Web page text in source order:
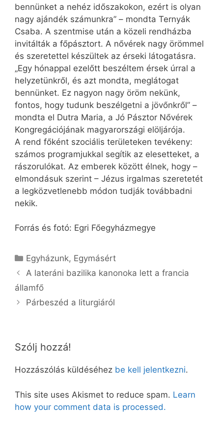
bennünket a nehéz időszakokon, ezért is olyan
nagy ajándék számunkra” – mondta Ternyák
Csaba. A szentmise után a közeli rendházba
invitálták a főpásztort. A nővérek nagy örömmel
és szeretettel készültek az érseki látogatásra.
„Egy hónappal ezelőtt beszéltem érsek úrral a
helyzetünkről, és azt mondta, meglátogat
bennünket. Ez nagyon nagy öröm nekünk,
fontos, hogy tudunk beszélgetni a jövőnkről” –
mondta el Dutra Maria, a Jó Pásztor Nővérek
Kongregációjának magyarországi elöljárója.
A rend főként szociális területeken tevékeny:
számos programjukkal segítik az elesetteket, a
rászorulókat. Az emberek között élnek, hogy –
elmondásuk szerint – Jézus irgalmas szeretetét
a legközvetlenebb módon tudják továbbadni
nekik.
Forrás és fotó: Egri Főegyházmegye
Kategória
Egyházunk, Egymásért
A lateráni bazilika kanonoka lett a francia
államfő
Párbeszéd a liturgiáról
Szólj hozzá!
Hozzászólás küldéséhez be kell jelentkezni.
This site uses Akismet to reduce spam. Learn
how your comment data is processed.